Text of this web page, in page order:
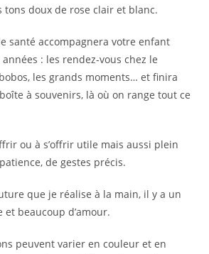
tons doux de rose clair et blanc.
santé accompagnera votre enfant
: les rendez-vous chez le
les grands moments… et finira
à souvenirs, là où on range tout ce
ou à s’offrir utile mais aussi plein
de gestes précis.
que je réalise à la main, il y a un
beaucoup d’amour.
peuvent varier en couleur et en